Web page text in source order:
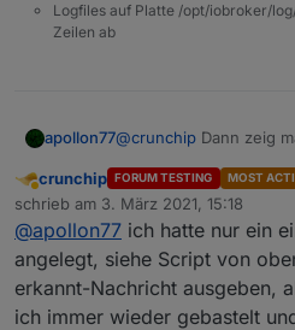
Logfiles auf Platte /opt/iobroker/
Zeilen ab
apollon77@crunchip Dann zeig
Abwesend
crunchip FORUM TESTING MOST
schrieb am 3. März 2021, 15:18
zuletzt editiert von
@apollon77 ich hatte nur ein
angelegt, siehe Script von
erkannt-Nachricht ausgeben,
ich immer wieder gebastelt